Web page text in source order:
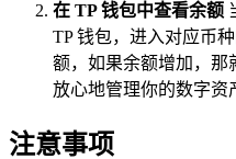
在 TP 钱包中查看余额
TP 钱包，进入对应币
额，如果余额增加，那
放心地管理你的数字资
注意事项